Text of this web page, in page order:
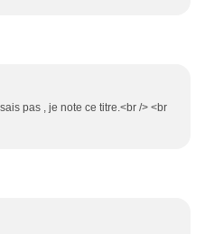
pas , je note ce titre.<br /> <br